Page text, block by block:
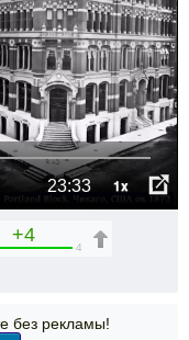
23:33 1x
+4
4
без рекламы!